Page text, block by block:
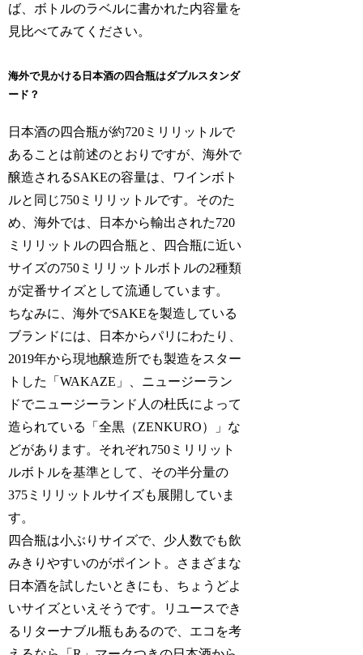
ば、ボトルのラベルに書かれた内容量を
見比べてみてください。
海外で見かける日本酒の四合瓶はダブルスタンダ
ード？
日本酒の四合瓶が約720ミリリットルで
あることは前述のとおりですが、海外で
醸造されるSAKEの容量は、ワインボト
ルと同じ750ミリリットルです。そのた
め、海外では、日本から輸出された720
ミリリットルの四合瓶と、四合瓶に近い
サイズの750ミリリットルボトルの2種類
が定番サイズとして流通しています。
ちなみに、海外でSAKEを製造している
ブランドには、日本からパリにわたり、
2019年から現地醸造所でも製造をスター
トした「WAKAZE」、ニュージーラン
ドでニュージーランド人の杜氏によって
造られている「全黒（ZENKURO）」な
どがあります。それぞれ750ミリリット
ルボトルを基準として、その半分量の
375ミリリットルサイズも展開していま
す。
四合瓶は小ぶりサイズで、少人数でも飲
みきりやすいのがポイント。さまざまな
日本酒を試したいときにも、ちょうどよ
いサイズといえそうです。リユースでき
るリターナブル瓶もあるので、エコを考